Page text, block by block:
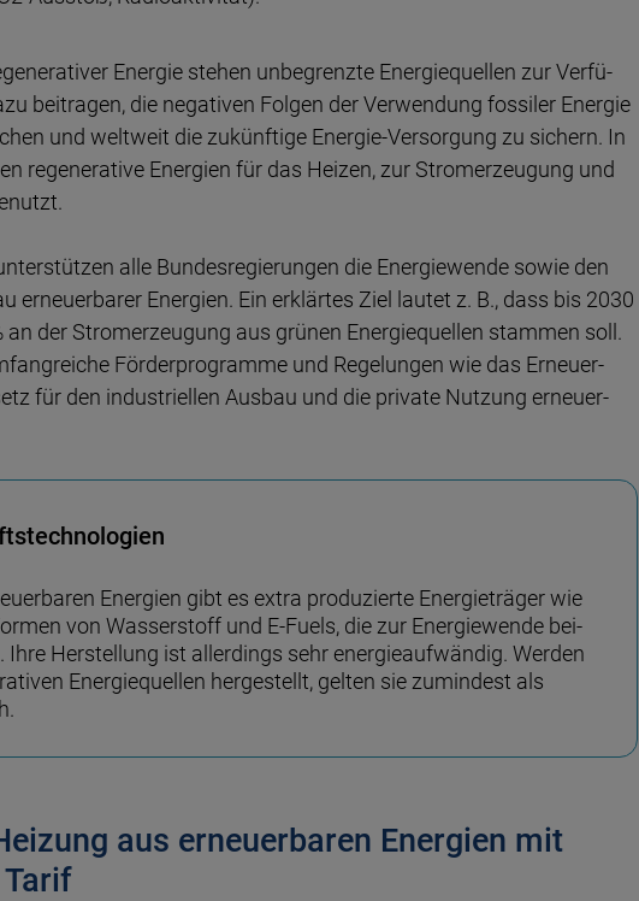
Ener­gie ste­hen unbe­grenz­te Energie­quel­len zur Ver­fü­
beitra­gen, die nega­tiven Fol­gen der Verwen­dung fossi­ler Ener­gie
und welt­weit die zukünf­ti­ge Energie-Ver­sor­gung zu sichern. In
regenera­tive Ener­gien für das Hei­zen, zur Strom­er­zeu­gung und
alle Bundes­regie­run­gen die Energie­wende sowie den
erneuer­barer Ener­gien. Ein er­klär­tes Ziel lau­tet z. B., dass bis 2030
an der Stromer­zeu­gung aus grü­nen Energie­quel­len stam­men soll.
Förder­pro­gramme und Rege­lun­gen wie das Er­neuer­
für den industriel­len Aus­bau und die priva­te Nut­zung erneuer­
Ener­gien gibt es extra produ­zier­te Energie­trä­ger wie
von Wasser­stoff und E-Fuels, die zur Energie­wen­de bei­
Ihre Her­stel­lung ist aller­dings sehr energie­auf­wän­dig. Wer­den
Energie­quel­len her­ge­stellt, gel­ten sie zumin­dest als
aus erneuerbaren Energien mit